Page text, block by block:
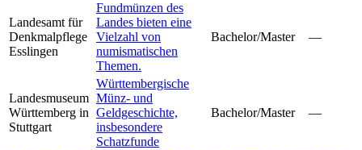
Landesamt für
Denkmalpflege
Esslingen
Fundmünzen des
Landes bieten eine
Vielzahl von
numismatischen
Themen.
Bachelor/Master —
Landesmuseum
Württemberg in
Stuttgart
Württembergische
Münz- und
Geldgeschichte,
insbesondere
Schatzfunde
Bachelor/Master —